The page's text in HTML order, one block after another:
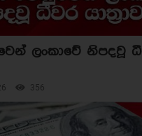
ලංකාවේ නිපදවූ
356